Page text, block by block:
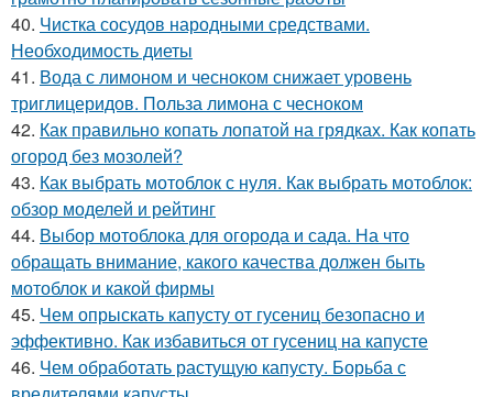
40. Чистка сосудов народными средствами.
Необходимость диеты
41. Вода с лимоном и чесноком снижает уровень
триглицеридов. Польза лимона с чесноком
42. Как правильно копать лопатой на грядках. Как копать
огород без мозолей?
43. Как выбрать мотоблок с нуля. Как выбрать мотоблок:
обзор моделей и рейтинг
44. Выбор мотоблока для огорода и сада. На что
обращать внимание, какого качества должен быть
мотоблок и какой фирмы
45. Чем опрыскать капусту от гусениц безопасно и
эффективно. Как избавиться от гусениц на капусте
46. Чем обработать растущую капусту. Борьба с